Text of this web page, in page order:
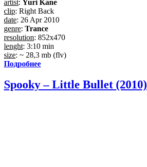
artist: Yuri Kane
clip: Right Back
date: 26 Apr 2010
genre: Trance
resolution: 852x470
lenght: 3:10 min
size: ~ 28,3 mb (flv)
Подробнее
Spooky – Little Bullet (2010)